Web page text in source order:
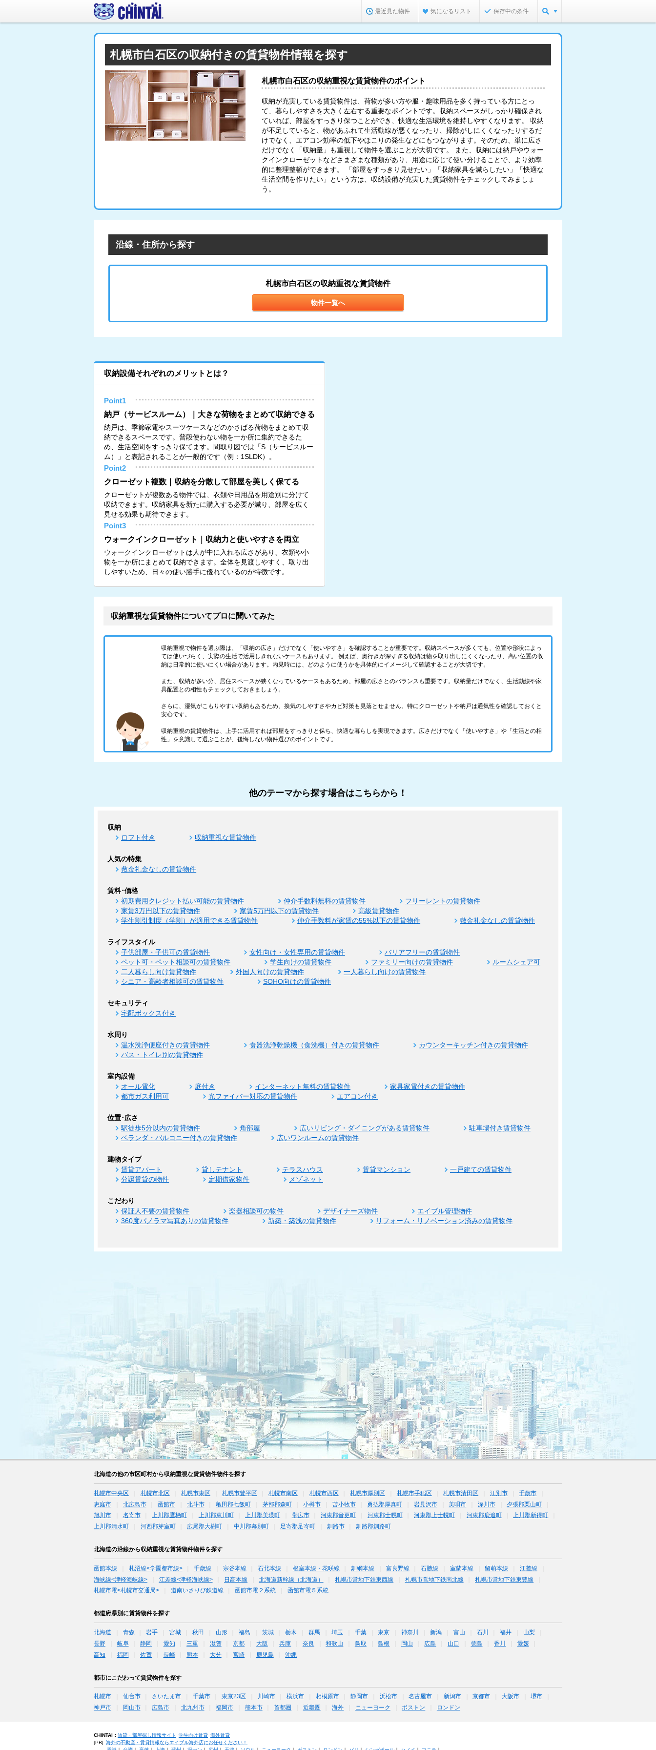
最近見た物件 気になるリスト 保存中の条件
札幌市白石区の収納付きの賃貸物件情報を探す
札幌市白石区の収納重視な賃貸物件のポイント
収納が充実している賃貸物件は、荷物が多い方や服・趣味用品を多く持っている方にとっ
て、暮らしやすさを大きく左右する重要なポイントです。収納スペースがしっかり確保され
ていれば、部屋をすっきり保つことができ、快適な生活環境を維持しやすくなります。 収納
が不足していると、物があふれて生活動線が悪くなったり、掃除がしにくくなったりするだ
けでなく、エアコン効率の低下やほこりの発生などにもつながります。そのため、単に広さ
だけでなく「収納量」も重視して物件を選ぶことが大切です。 また、収納には納戸やウォー
クインクローゼットなどさまざまな種類があり、用途に応じて使い分けることで、より効率
的に整理整頓ができます。 「部屋をすっきり見せたい」「収納家具を減らしたい」「快適な
生活空間を作りたい」という方は、収納設備が充実した賃貸物件をチェックしてみましょ
う。
沿線・住所から探す
札幌市白石区の収納重視な賃貸物件
物件一覧へ
収納設備それぞれのメリットとは？
Point1
納戸（サービスルーム）｜大きな荷物をまとめて収納できる
納戸は、季節家電やスーツケースなどのかさばる荷物をまとめて収
納できるスペースです。普段使わない物を一か所に集約できるた
め、生活空間をすっきり保てます。間取り図では「S（サービスルー
ム）」と表記されることが一般的です（例：1SLDK）。
Point2
クローゼット複数｜収納を分散して部屋を美しく保てる
クローゼットが複数ある物件では、衣類や日用品を用途別に分けて
収納できます。収納家具を新たに購入する必要が減り、部屋を広く
見せる効果も期待できます。
Point3
ウォークインクローゼット｜収納力と使いやすさを両立
ウォークインクローゼットは人が中に入れる広さがあり、衣類や小
物を一か所にまとめて収納できます。全体を見渡しやすく、取り出
しやすいため、日々の使い勝手に優れているのが特徴です。
収納重視な賃貸物件についてプロに聞いてみた
収納重視で物件を選ぶ際は、「収納の広さ」だけでなく「使いやすさ」を確認することが重要です。収納スペースが多くても、位置や形状によっ
ては使いづらく、実際の生活で活用しきれないケースもあります。 例えば、奥行きが深すぎる収納は物を取り出しにくくなったり、高い位置の収
納は日常的に使いにくい場合があります。内見時には、どのように使うかを具体的にイメージして確認することが大切です。
また、収納が多い分、居住スペースが狭くなっているケースもあるため、部屋の広さとのバランスも重要です。収納量だけでなく、生活動線や家
具配置との相性もチェックしておきましょう。
さらに、湿気がこもりやすい収納もあるため、換気のしやすさやカビ対策も見落とせません。特にクローゼットや納戸は通気性を確認しておくと
安心です。
収納重視の賃貸物件は、上手に活用すれば部屋をすっきりと保ち、快適な暮らしを実現できます。広さだけでなく「使いやすさ」や「生活との相
性」を意識して選ぶことが、後悔しない物件選びのポイントです。
他のテーマから探す場合はこちらから！
収納
ロフト付き 収納重視な賃貸物件
人気の特集
敷金礼金なしの賃貸物件
賃料･価格
初期費用クレジット払い可能の賃貸物件 仲介手数料無料の賃貸物件
フリーレントの賃貸物件
家賃3万円以下の賃貸物件
家賃5万円以下の賃貸物件
高級賃貸物件
学生割引制度（学割）が適用できる賃貸物件
仲介手数料が家賃の55%以下の賃貸物件 敷金礼金なしの賃貸物件
ライフスタイル
子供部屋・子供可の賃貸物件 女性向け・女性専用の賃貸物件
バリアフリーの賃貸物件
ペット可・ペット相談可の賃貸物件
学生向けの賃貸物件 ファミリー向けの賃貸物件
ルームシェア可
二人暮らし向け賃貸物件
外国人向けの賃貸物件
一人暮らし向けの賃貸物件
シニア・高齢者相談可の賃貸物件
SOHO向けの賃貸物件
セキュリティ
宅配ボックス付き
水周り
温水洗浄便座付きの賃貸物件 食器洗浄乾燥機（食洗機）付きの賃貸物件
カウンターキッチン付きの賃貸物件
バス・トイレ別の賃貸物件
室内設備
オール電化 庭付き インターネット無料の賃貸物件
家具家電付きの賃貸物件
都市ガス利用可
光ファイバー対応の賃貸物件 エアコン付き
位置･広さ
駅徒歩5分以内の賃貸物件 角部屋 広いリビング・ダイニングがある賃貸物件
駐車場付き賃貸物件
ベランダ・バルコニー付きの賃貸物件
広いワンルームの賃貸物件
建物タイプ
賃貸アパート 貸しテナント テラスハウス 賃貸マンション
一戸建ての賃貸物件
分譲賃貸の物件
定期借家物件 メゾネット
こだわり
保証人不要の賃貸物件 楽器相談可の物件 デザイナーズ物件
エイブル管理物件
360度パノラマ写真ありの賃貸物件
新築・築浅の賃貸物件 リフォーム・リノベーション済みの賃貸物件
北海道の他の市区町村から収納重視な賃貸物件物件を探す
札幌市中央区 札幌市北区 札幌市東区 札幌市豊平区 札幌市南区 札幌市西区 札幌市厚別区 札幌市手稲区 札幌市清田区 江別市
千歳市
恵庭市
北広島市 函館市 北斗市 亀田郡七飯町 茅部郡森町 小樽市 苫小牧市 勇払郡厚真町 岩見沢市 美唄市 深川市
夕張郡栗山町
旭川市
名寄市 上川郡鷹栖町 上川郡東川町 上川郡美瑛町 帯広市 河東郡音更町 河東郡士幌町 河東郡上士幌町 河東郡鹿追町
上川郡新得町
上川郡清水町
河西郡芽室町 広尾郡大樹町 中川郡幕別町 足寄郡足寄町 釧路市 釧路郡釧路町
北海道の沿線から収納重視な賃貸物件物件を探す
函館本線 札沼線<学園都市線> 千歳線 宗谷本線 石北本線 根室本線・花咲線 釧網本線 富良野線 石勝線 室蘭本線 留萌本線
江差線
海峡線<津軽海峡線>
江差線<津軽海峡線> 日高本線 北海道新幹線（北海道） 札幌市営地下鉄東西線 札幌市営地下鉄南北線
札幌市営地下鉄東豊線
札幌市電<札幌市交通局>
道南いさりび鉄道線 函館市電２系統 函館市電５系統
都道府県別に賃貸物件を探す
北海道 青森 岩手 宮城 秋田 山形 福島 茨城 栃木 群馬 埼玉 千葉 東京 神奈川 新潟 富山 石川 福井
山梨
長野
岐阜 静岡 愛知 三重 滋賀 京都 大阪 兵庫 奈良 和歌山 鳥取 島根 岡山 広島 山口 徳島 香川
愛媛
高知
福岡 佐賀 長崎 熊本 大分 宮崎 鹿児島 沖縄
都市にこだわって賃貸物件を探す
札幌市 仙台市 さいたま市 千葉市 東京23区 川崎市 横浜市 相模原市 静岡市 浜松市 名古屋市 新潟市 京都市 大阪市
堺市
神戸市
岡山市 広島市 北九州市 福岡市 熊本市 首都圏 近畿圏 海外 ニューヨーク ボストン ロンドン
CHINTAI： 賃貸・部屋探し情報サイト 学生向け賃貸 海外賃貸
[PR] 海外の不動産・賃貸情報ならエイブル海外店にお任せください！